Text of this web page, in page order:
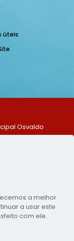
úteis
Osvaldo
128
da
- PE
a melhor
a usar este
com ele.